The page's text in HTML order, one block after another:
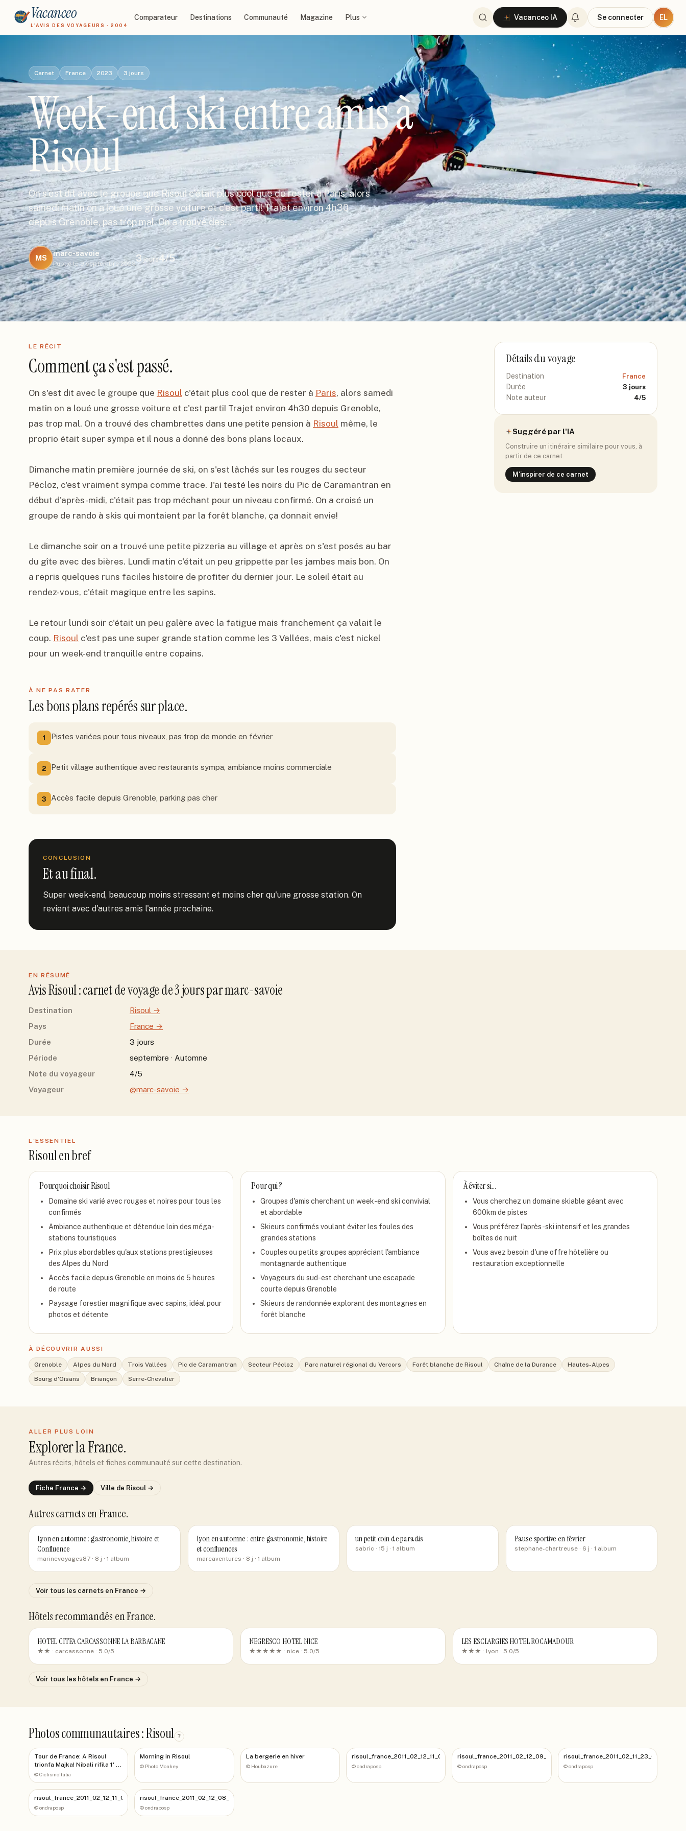
Vacanceo
L'AVIS DES VOYAGEURS · 2004
Comparateur Destinations Communauté Magazine Plus Vacanceo IA Se connecter EL
Carnet France 2023 3 jours
Week-end ski entre amis à
Risoul
On s'est dit avec le groupe que Risoul c'était plus cool que de rester à Paris, alors
samedi matin on a loué une grosse voiture et c'est parti! Trajet environ 4h30
depuis Grenoble, pas trop mal. On a trouvé des…
MS
marc-savoie
Publié le 9 septembre 2023
3jours4/5
LE RÉCIT
Comment ça s'est passé.
On s'est dit avec le groupe que Risoul c'était plus cool que de rester à Paris, alors samedi
matin on a loué une grosse voiture et c'est parti! Trajet environ 4h30 depuis Grenoble,
pas trop mal. On a trouvé des chambrettes dans une petite pension à Risoul même, le
proprio était super sympa et il nous a donné des bons plans locaux.
Dimanche matin première journée de ski, on s'est lâchés sur les rouges du secteur
Pécloz, c'est vraiment sympa comme trace. J'ai testé les noirs du Pic de Caramantran en
début d'après-midi, c'était pas trop méchant pour un niveau confirmé. On a croisé un
groupe de rando à skis qui montaient par la forêt blanche, ça donnait envie!
Le dimanche soir on a trouvé une petite pizzeria au village et après on s'est posés au bar
du gîte avec des bières. Lundi matin c'était un peu grippette par les jambes mais bon. On
a repris quelques runs faciles histoire de profiter du dernier jour. Le soleil était au
rendez-vous, c'était magique entre les sapins.
Le retour lundi soir c'était un peu galère avec la fatigue mais franchement ça valait le
coup. Risoul c'est pas une super grande station comme les 3 Vallées, mais c'est nickel
pour un week-end tranquille entre copains.
À NE PAS RATER
Les bons plans repérés sur place.
1 Pistes variées pour tous niveaux, pas trop de monde en février
2 Petit village authentique avec restaurants sympa, ambiance moins commerciale
3 Accès facile depuis Grenoble, parking pas cher
CONCLUSION
Et au final.
Super week-end, beaucoup moins stressant et moins cher qu'une grosse station. On
revient avec d'autres amis l'année prochaine.
Détails du voyage
Destination France
Durée 3 jours
Note auteur 4/5
Suggéré par l'IA
Construire un itinéraire similaire pour vous, à
partir de ce carnet.
M'inspirer de ce carnet
EN RÉSUMÉ
AvisRisoul: carnet de voyage de3joursparmarc-savoie
Destination Risoul →
Pays
France →
Durée
3 jours
Période
septembre · Automne
Note du voyageur
4/5
Voyageur
@marc-savoie →
L'ESSENTIEL
Risoulen bref
Pourquoi choisirRisoul
Domaine ski varié avec rouges et noires pour tous les
confirmés
Ambiance authentique et détendue loin des méga-
stations touristiques
Prix plus abordables qu'aux stations prestigieuses
des Alpes du Nord
Accès facile depuis Grenoble en moins de 5 heures
de route
Paysage forestier magnifique avec sapins, idéal pour
photos et détente
Pour qui ?
Groupes d'amis cherchant un week-end ski convivial
et abordable
Skieurs confirmés voulant éviter les foules des
grandes stations
Couples ou petits groupes appréciant l'ambiance
montagnarde authentique
Voyageurs du sud-est cherchant une escapade
courte depuis Grenoble
Skieurs de randonnée explorant des montagnes en
forêt blanche
À éviter si…
Vous cherchez un domaine skiable géant avec
600km de pistes
Vous préférez l'après-ski intensif et les grandes
boîtes de nuit
Vous avez besoin d'une offre hôtelière ou
restauration exceptionnelle
À DÉCOUVRIR AUSSI
Grenoble Alpes du Nord Trois Vallées Pic de Caramantran Secteur Pécloz Parc naturel régional du Vercors Forêt blanche de Risoul Chaîne de la Durance
Hautes-Alpes
Bourg d'Oisans
Briançon Serre-Chevalier
ALLER PLUS LOIN
Explorerla France.
Autres récits, hôtels et fiches communauté sur cette destination.
Fiche France → Ville de Risoul →
Autres carnets en France.
Lyon en automne : gastronomie, histoire et
Confluence
marinevoyages87 · 8 j · 1 album
Lyon en automne : entre gastronomie, histoire
et confluences
marcaventures · 8 j · 1 album
un petit coin de paradis
sabric · 15 j · 1 album
Pause sportive en février
stephane-chartreuse· 6 j · 1 album
Voir tous les carnets en France →
Hôtels recommandés en France.
HOTEL CITEA CARCASSONNE LA BARBACANE
★★ · carcassonne · 5.0/5
NEGRESCO HOTEL NICE
★★★★★ · nice · 5.0/5
LES ESCLARGIES HOTEL ROCAMADOUR
★★★ · lyon · 5.0/5
Voir tous les hôtels en France →
Photos communautaires : Risoul ?
Tour de France: A Risoul
trionfa Majka! Nibali rifila 1' a
Valverde!!
©CiclismoItalia
Morning in Risoul
© Photo Monkey
La bergerie en hiver
© Houbazure
risoul_france_2011_02_12_11_03_19_113
©ondraposp
risoul_france_2011_02_12_09_06_22_15
©ondraposp
risoul_france_2011_02_11_23_02_07_1
©ondraposp
risoul_france_2011_02_12_11_09_42_536
©ondraposp
risoul_france_2011_02_12_08_57_41_12
©ondraposp